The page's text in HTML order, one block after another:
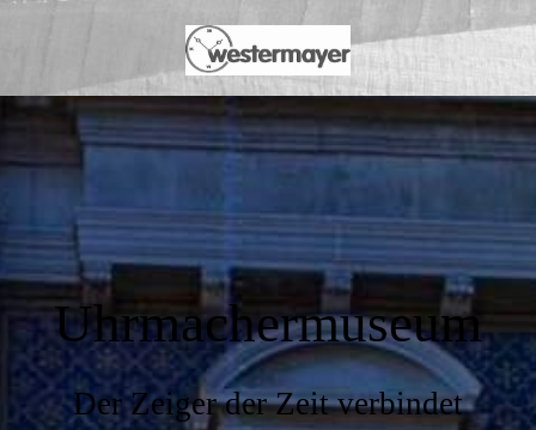
Uhrmachermuseum
Der Zeiger der Zeit verbindet